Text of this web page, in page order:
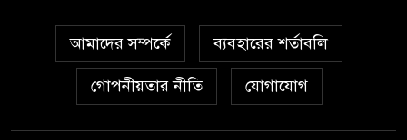
আমাদের সম্পর্কে ব্যবহারের শর্তাবলি
গোপনীয়তার নীতি যোগাযোগ